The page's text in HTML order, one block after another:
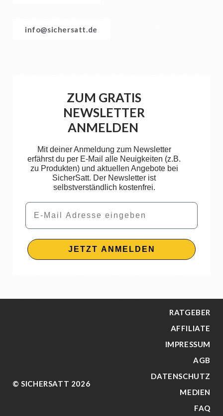
info@sichersatt.de
ZUM GRATIS
NEWSLETTER
ANMELDEN
Mit deiner Anmeldung zum Newsletter
erfährst du per E-Mail alle Neuigkeiten (z.B.
zu Produkten) und aktuellen Angebote bei
SicherSatt. Der Newsletter ist
selbstverständlich kostenfrei.
Email
JETZT ANMELDEN
© SICHERSATT 2026
RATGEBER
AFFILIATE
IMPRESSUM
AGB
DATENSCHUTZ
MEDIEN
FAQ